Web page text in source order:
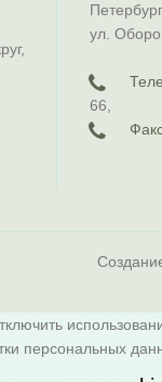
ул.
66
персональных